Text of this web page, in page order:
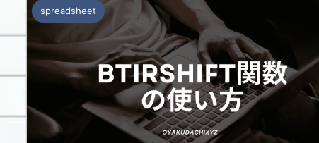
spreadsheet